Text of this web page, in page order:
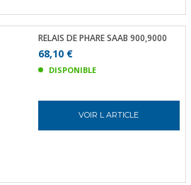
RELAIS DE PHARE SAAB 900,9000
68,10 €
DISPONIBLE
VOIR L ARTICLE